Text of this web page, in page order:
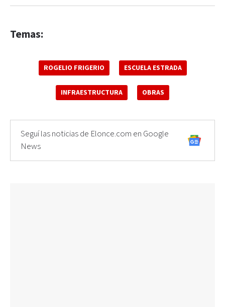
Temas:
ROGELIO FRIGERIO ESCUELA ESTRADA
INFRAESTRUCTURA OBRAS
Seguí las noticias de Elonce.com en Google
News